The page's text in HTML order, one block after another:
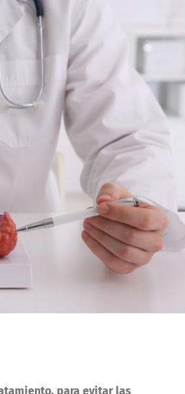
para evitar las